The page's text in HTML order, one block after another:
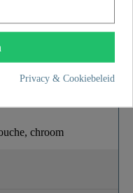
chroom
Privacy & Cookiebeleid